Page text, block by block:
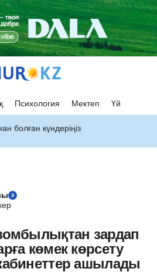
Психология Мектеп Үй
болған күндеріңіз
зардап
көмек көрсету
ашылады